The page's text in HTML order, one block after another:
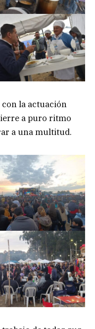
la actuación
a puro ritmo
a una multitud.